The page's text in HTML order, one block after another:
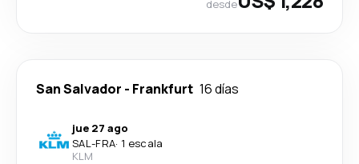
desde
San Salvador - Frankfurt 16 días
jue 27 ago
SAL-FRA· 1 escala
KLM